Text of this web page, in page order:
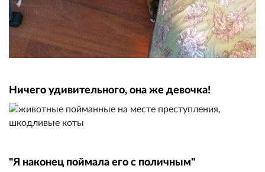
Ничего удивительного, она же девочка!
"Я наконец поймала его с поличным"